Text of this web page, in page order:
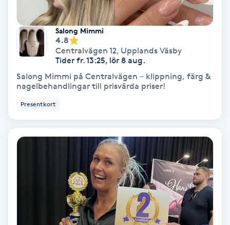
Celluliter
Color correction
Cryoterapi
Diamantslipning
Salong Mimmi
4.8
Centralvägen 12, Upplands Väsby
Tider fr. 13:25, lör 8 aug.
Salong Mimmi på Centralvägen – klippning, färg &
nagelbehandlingar till prisvärda priser!
Presentkort